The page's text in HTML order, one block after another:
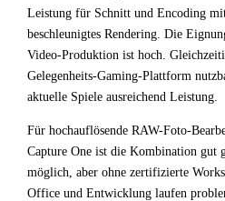
Leistung für Schnitt und Encoding
beschleunigtes Rendering. Die
Video-Produktion ist hoch.
Gelegenheits-Gaming-Plattform
aktuelle Spiele ausreichend Leistung.
Für hochauflösende RAW-Foto-
Capture One ist die Kombination gut
möglich, aber ohne zertifizierte
Office und Entwicklung laufen